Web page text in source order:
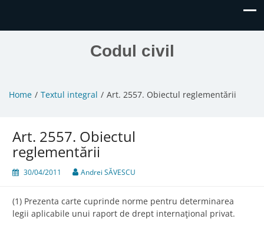
Codul civil
Home Textul integral Art. 2557. Obiectul reglementării
Art. 2557. Obiectul
reglementării
30/04/2011 Andrei SĂVESCU
(1) Prezenta carte cuprinde norme pentru determinarea
legii aplicabile unui raport de drept internaţional privat.